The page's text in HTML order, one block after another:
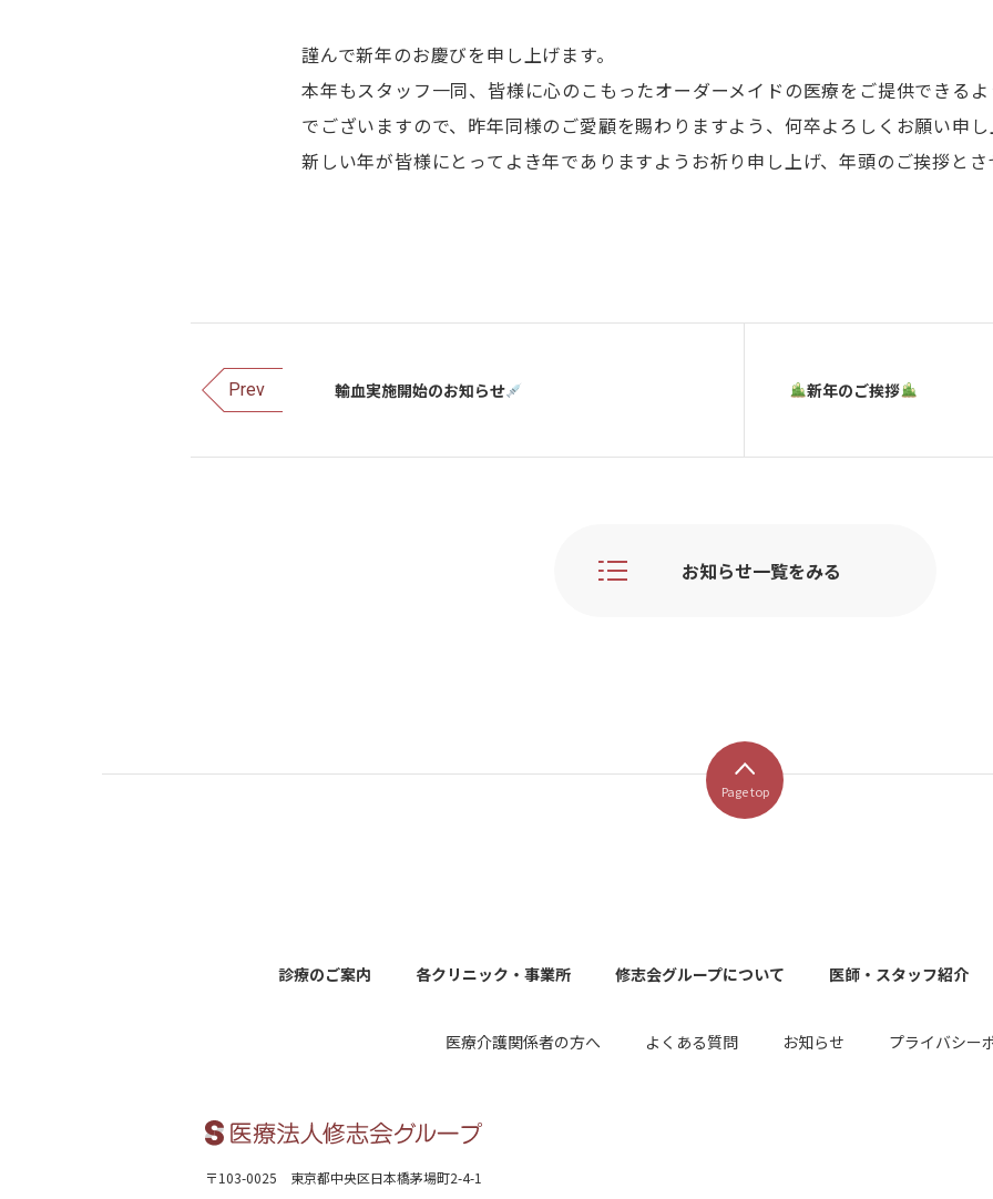
謹んで新年のお慶びを申し上げます。
本年もスタッフ一同、皆様に心のこもったオーダーメイドの医療をご提供できる
でございますので、昨年同様のご愛顧を賜わりますよう、何卒よろしくお願い申
新しい年が皆様にとってよき年でありますようお祈り申し上げ、年頭のご挨拶と
Prev 輸血実施開始のお知らせ 新年のご挨拶
お知らせ一覧をみる
Page top
診療のご案内 各クリニック・事業所 修志会グループについて 医師・スタッフ紹介
医療介護関係者の方へ よくある質問 お知らせ プライバシー
〒103-0025 東京都中央区日本橋茅場町2-4-1